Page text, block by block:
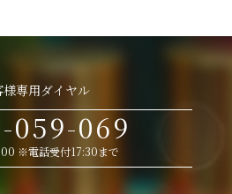
様専用ダイヤル
059-069
※電話受付17:30まで